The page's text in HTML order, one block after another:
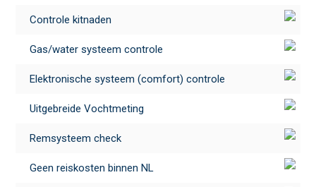
Controle kitnaden
Gas/water systeem controle
Elektronische systeem (comfort) controle
Uitgebreide Vochtmeting
Remsysteem check
Geen reiskosten binnen NL